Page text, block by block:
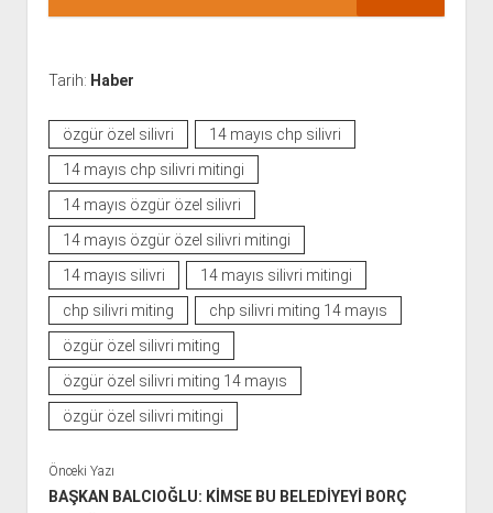
Tarih: Haber
özgür özel silivri
14 mayıs chp silivri
14 mayıs chp silivri mitingi
14 mayıs özgür özel silivri
14 mayıs özgür özel silivri mitingi
14 mayıs silivri
14 mayıs silivri mitingi
chp silivri miting
chp silivri miting 14 mayıs
özgür özel silivri miting
özgür özel silivri miting 14 mayıs
özgür özel silivri mitingi
Önceki Yazı
BAŞKAN BALCIOĞLU: KİMSE BU BELEDİYEYİ BORÇ